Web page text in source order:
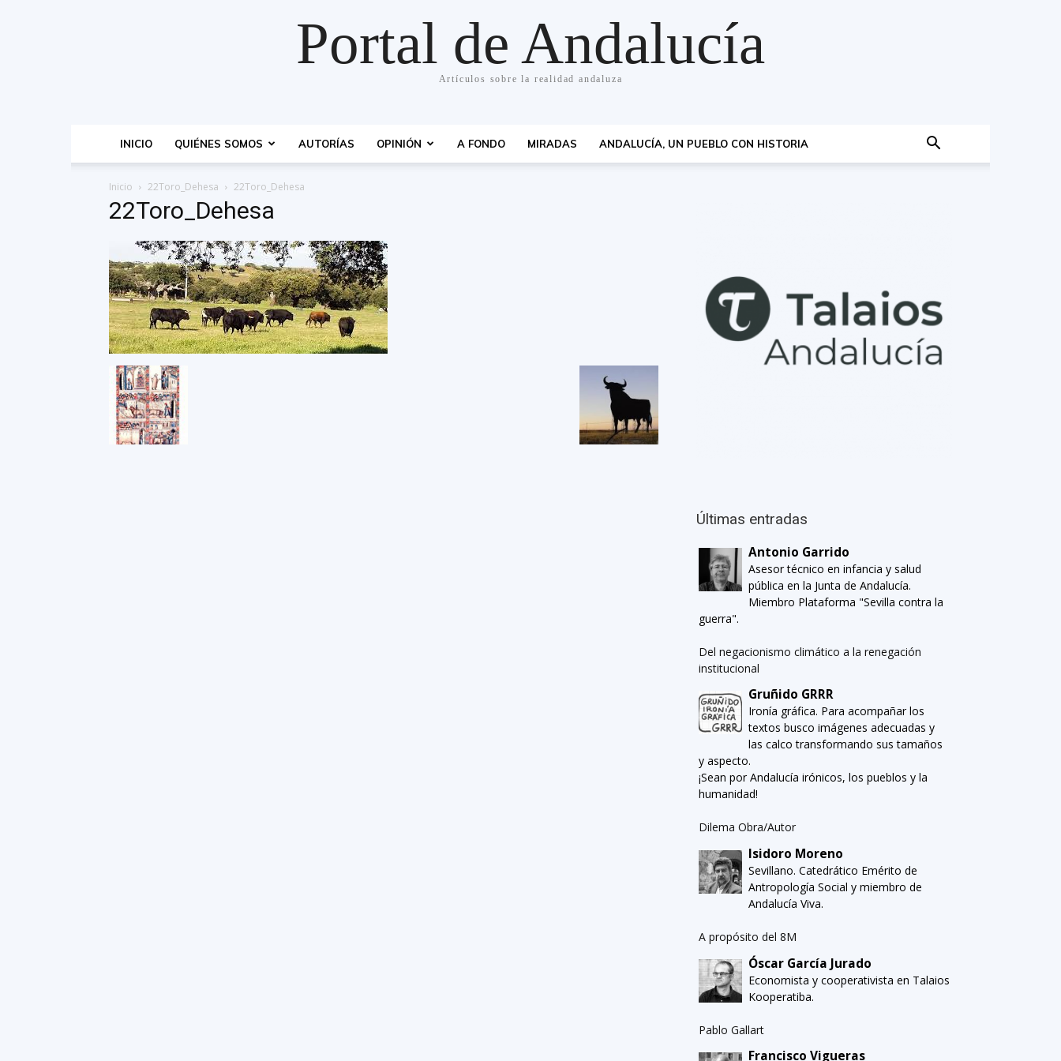
Portal de Andalucía
Artículos sobre la realidad andaluza
INICIO QUIÉNES SOMOS AUTORÍAS OPINIÓN A FONDO MIRADAS ANDALUCÍA, UN PUEBLO CON HISTORIA
Inicio 22Toro_Dehesa 22Toro_Dehesa
22Toro_Dehesa
Últimas entradas
Antonio Garrido
Asesor técnico en infancia y salud
pública en la Junta de Andalucía.
Miembro Plataforma "Sevilla contra la
guerra".
Del negacionismo climático a la renegación
institucional
Gruñido GRRR
Ironía gráfica. Para acompañar los
textos busco imágenes adecuadas y
las calco transformando sus tamaños
y aspecto.
¡Sean por Andalucía irónicos, los pueblos y la
humanidad!
Dilema Obra/Autor
Isidoro Moreno
Sevillano. Catedrático Emérito de
Antropología Social y miembro de
Andalucía Viva.
A propósito del 8M
Óscar García Jurado
Economista y cooperativista en Talaios
Kooperatiba.
Pablo Gallart
Francisco Vigueras